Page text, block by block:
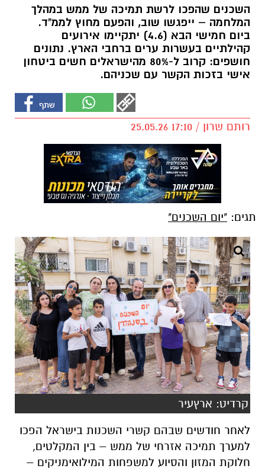
השכנים שהפכו לרשת תמיכה של ממש במהלך
המלחמה – ייפגשו שוב, והפעם מחוץ לממ"ד.
ביום חמישי הבא (4.6) יתקיימו אירועים
קהילתיים בעשרות ערים ברחבי הארץ. נתונים
חושפים: קרוב ל-80% מהישראלים חשים ביטחון
אישי בזכות הקשר עם שכניהם.
רותם שרון / 17:10 25.05.26
תגים: "יום השכנים"
קרדיט: ארץעיר
לאחר חודשים שבהם קשרי השכנות בישראל הפכו
למערך תמיכה אזרחי של ממש – בין המקלטים,
חלוקת המזון והסיוע למשפחות המילואימניקים –